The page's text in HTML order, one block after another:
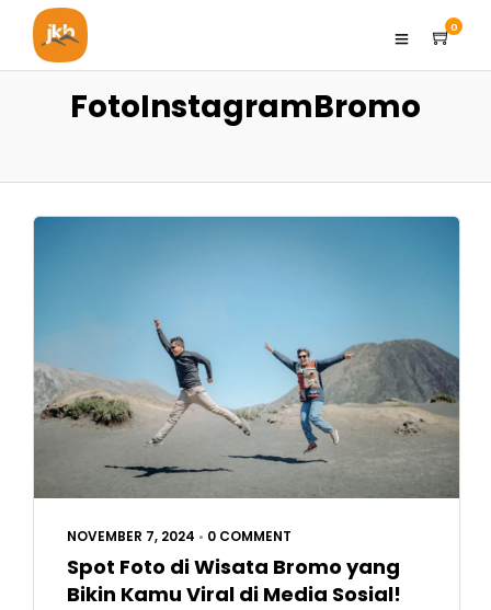
0
FotoInstagramBromo
NOVEMBER 7, 2024 • 0 COMMENT
Spot Foto di Wisata Bromo yang
Bikin Kamu Viral di Media Sosial!